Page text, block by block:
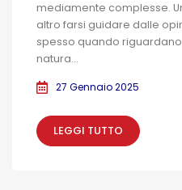
mediamente complesse.
altro farsi guidare dalle
spesso quando
natura...
27 Gennaio 2025
LEGGI TUTTO